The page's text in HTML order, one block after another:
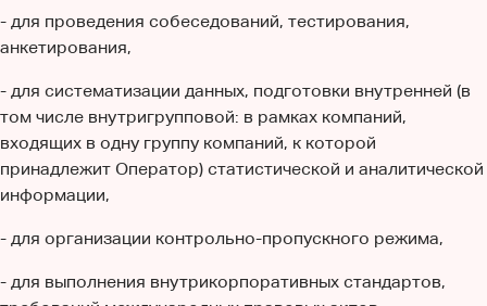
- для проведения собеседований, тестирования,
анкетирования,
- для систематизации данных, подготовки внутренней (в
том числе внутригрупповой: в рамках компаний,
входящих в одну группу компаний, к которой
принадлежит Оператор) статистической и аналитической
информации,
- для организации контрольно-пропускного режима,
- для выполнения внутрикорпоративных стандартов,